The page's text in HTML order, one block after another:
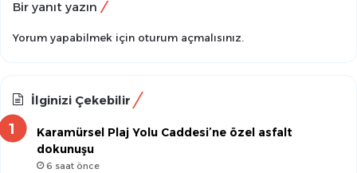
Bir yanıt yazın
Yorum yapabilmek için oturum açmalısınız.
İlginizi Çekebilir
Karamürsel Plaj Yolu Caddesi’ne özel asfalt
dokunuşu
6 saat önce